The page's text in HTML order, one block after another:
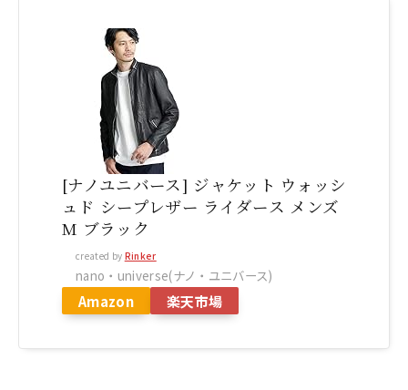
[ナノユニバース] ジャケット ウォッシ
ュド シープレザー ライダース メンズ
M ブラック
created by Rinker
nano・universe(ナノ・ユニバース)
Amazon 楽天市場